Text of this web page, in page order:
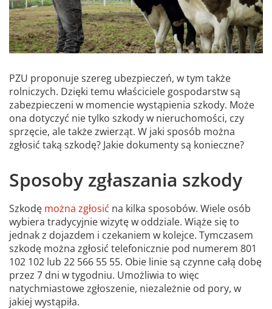
PZU proponuje szereg ubezpieczeń, w tym także
rolniczych. Dzięki temu właściciele gospodarstw są
zabezpieczeni w momencie wystąpienia szkody. Może
ona dotyczyć nie tylko szkody w nieruchomości, czy
sprzęcie, ale także zwierząt. W jaki sposób można
zgłosić taką szkodę? Jakie dokumenty są konieczne?
Sposoby zgłaszania szkody
Szkodę można zgłosić na kilka sposobów. Wiele osób
wybiera tradycyjnie wizytę w oddziale. Wiąże się to
jednak z dojazdem i czekaniem w kolejce. Tymczasem
szkodę można zgłosić telefonicznie pod numerem 801
102 102 lub 22 566 55 55. Obie linie są czynne całą dobę
przez 7 dni w tygodniu. Umożliwia to więc
natychmiastowe zgłoszenie, niezależnie od pory, w
jakiej wystąpiła.